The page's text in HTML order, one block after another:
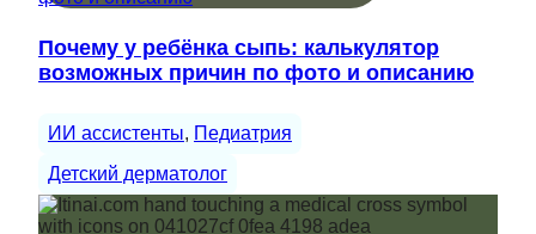
Почему у ребёнка сыпь: калькулятор
возможных причин по фото и описанию
ИИ ассистенты, Педиатрия
Детский дерматолог